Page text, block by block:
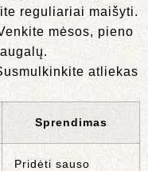
reguliariai maišyti.
mėsos, pieno
atliekas
Sprendimas
Pridėti sauso